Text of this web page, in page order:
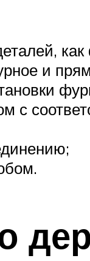
и
с